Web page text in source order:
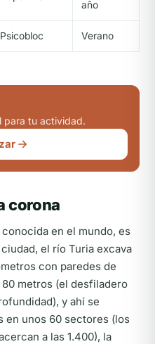
año
Psicobloc Verano
para tu actividad.
corona
en el mundo, es
el río Turia excava
con paredes de
metros (el desfiladero
y ahí se
en unos 60 sectores (los
a las 1.400), la